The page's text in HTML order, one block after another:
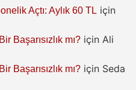
Açtı: Aylık 60 TL için
Başarısızlık mı? için Ali
Başarısızlık mı? için Seda